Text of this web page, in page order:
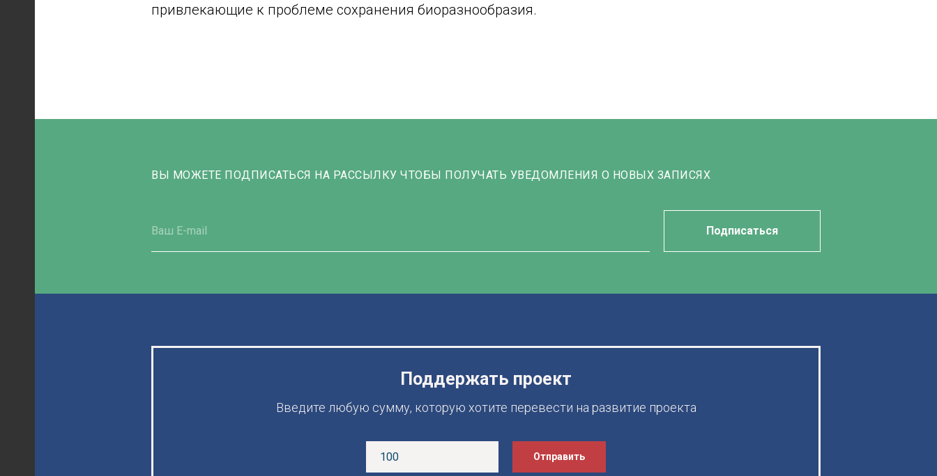
привлекающие к проблеме сохранения биоразнообразия.
ВЫ МОЖЕТЕ ПОДПИСАТЬСЯ НА РАССЫЛКУ ЧТОБЫ ПОЛУЧАТЬ УВЕДОМЛЕНИЯ О НОВЫХ ЗАПИСЯХ
Подписаться
Поддержать проект
Введите любую сумму, которую хотите перевести на развитие проекта
Отправить